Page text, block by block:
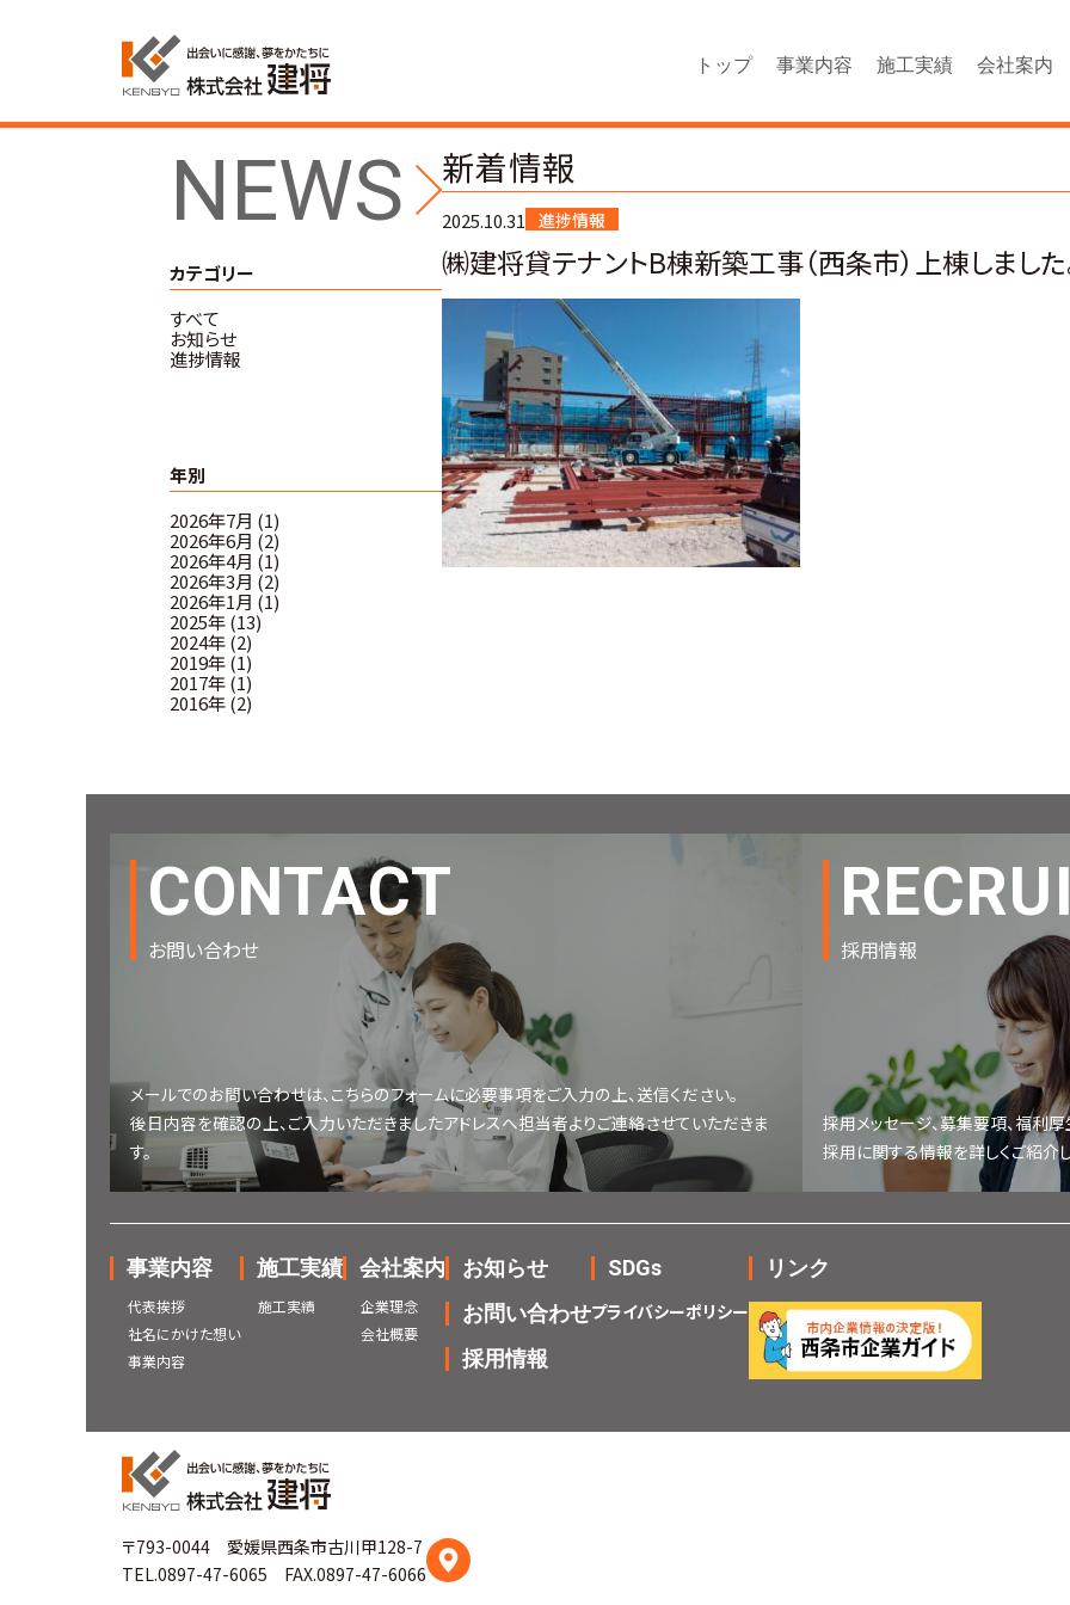
トップ 事業内容 施工実績 会社案内
NEWS
カテゴリー
すべて
お知らせ
進捗情報
年別
2026年7月 (1)
2026年6月 (2)
2026年4月 (1)
2026年3月 (2)
2026年1月 (1)
2025年 (13)
2024年 (2)
2019年 (1)
2017年 (1)
2016年 (2)
新着情報
2025.10.31 進捗情報
㈱建将貸テナントB棟新築工事（西条市）上棟しました
CONTACT
お問い合わせ
メールでのお問い合わせは、こちらのフォームに必要事項をご入力の上、送信ください。
後日内容を確認の上、ご入力いただきましたアドレスへ担当者よりご連絡させていただきま
す。
採用情報
採用メッセージ、募集要項、福利
採用に関する情報を詳しくご紹介
事業内容
代表挨拶
社名にかけた想い
事業内容
施工実績
施工実績
会社案内
企業理念
会社概要
お知らせ
お問い合わせ
採用情報
SDGs
プライバシーポリシー
リンク
〒793-0044 愛媛県西条市古川甲128-7
TEL.0897-47-6065 FAX.0897-47-6066